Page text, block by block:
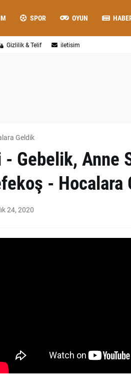
SPOR OYUN
Gizlilik & Telif iletisim
Geldik
Gebelik, Anne
- Hocalara
24, 2020